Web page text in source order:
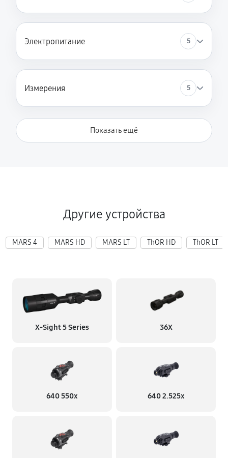
Электропитание 5
Измерения 5
Показать ещё
Другие устройства
MARS 4 MARS HD MARS LT ThOR HD ThOR LT
X‑Sight 5 Series 36X
640 550x 640 2.525x